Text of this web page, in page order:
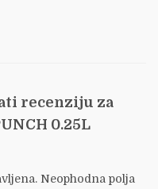
recenziju za
0.25L
Neophodna polja